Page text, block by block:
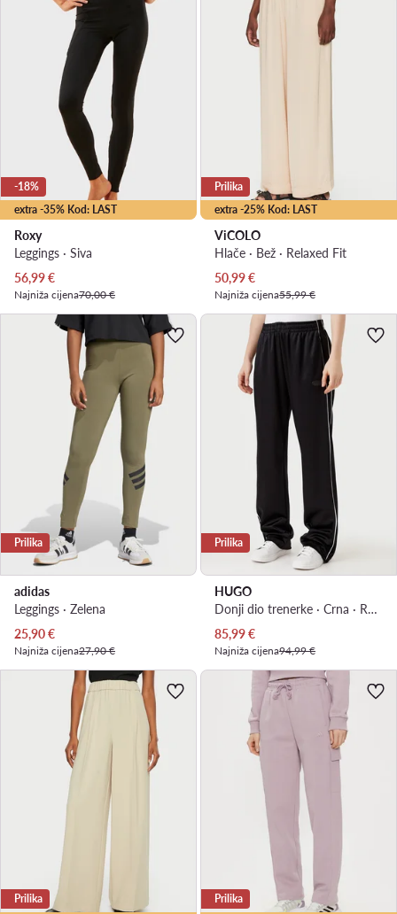
extra -35% Kod: LAST
-18%
Roxy
Leggings · Siva
Trenutna cijena
56,99€
Najniža cijena70,00 €
extra -25% Kod: LAST
Prilika
ViCOLO
Hlače · Bež · Relaxed Fit
Trenutna cijena
50,99€
Najniža cijena55,99 €
Prilika
adidas
Leggings · Zelena
Trenutna cijena
25,90€
Najniža cijena27,90 €
Prilika
HUGO
Donji dio trenerke · Crna · Regular Fit
Trenutna cijena
85,99€
Najniža cijena94,99 €
Prilika Prilika